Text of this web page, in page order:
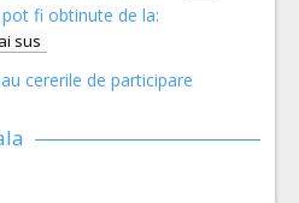
fi obtinute de la:
sus
cererile de participare